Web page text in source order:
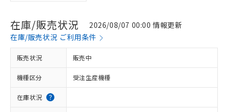
在庫/販売状況
2026/08/07 00:00 情報更新
在庫/販売状況 ご利用条件
販売状況 販売中
機種区分 受注生産機種
在庫状況